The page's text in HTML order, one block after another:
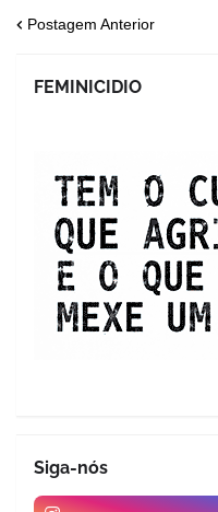
Postagem Anterior
FEMINICIDIO
Siga-nós